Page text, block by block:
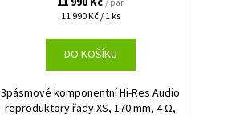
/ pár
Měrná
11 990 Kč / 1 ks
DO KOŠÍKU
3pásmové komponentní Hi-Res Audio
reproduktory řady XS, 170 mm, 4 Ω,